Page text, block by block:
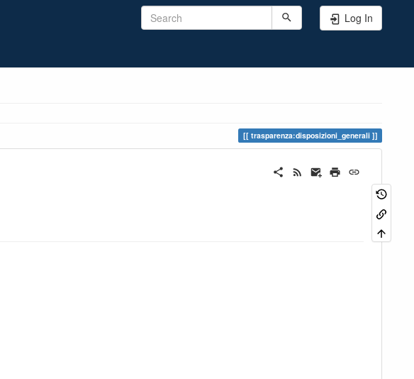
Log In
trasparenza:disposizioni_generali